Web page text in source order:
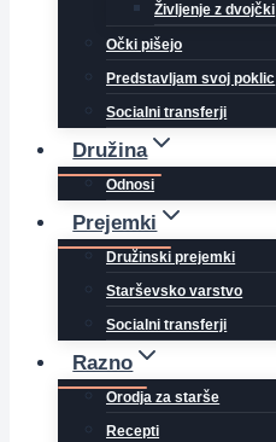
Življenje z dvojčki
Očki pišejo
Predstavljam svoj poklic
Socialni transferji
Družina
Odnosi
Prejemki
Družinski prejemki
Starševsko varstvo
Socialni transferji
Razno
Orodja za starše
Recepti